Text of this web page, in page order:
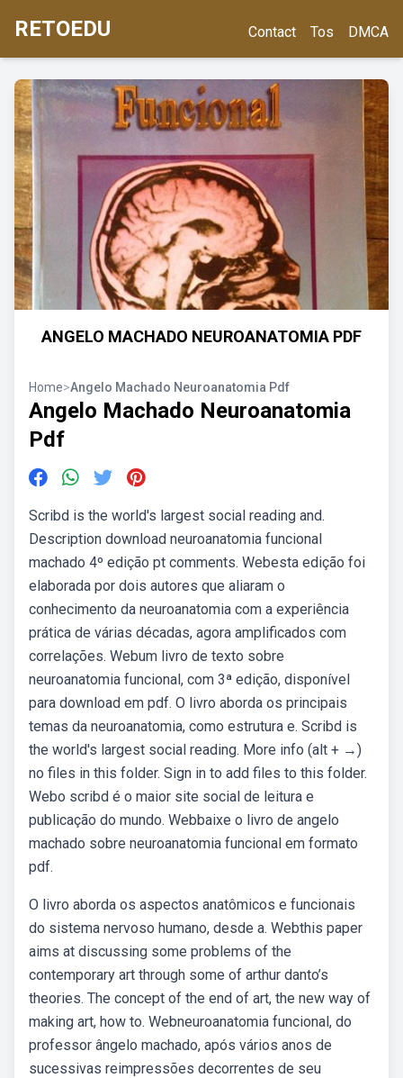
RETOEDU Contact Tos DMCA
ANGELO MACHADO NEUROANATOMIA PDF
Home>Angelo Machado Neuroanatomia Pdf
Angelo Machado Neuroanatomia
Pdf
Scribd is the world's largest social reading and.
Description download neuroanatomia funcional
machado 4º edição pt comments. Webesta edição foi
elaborada por dois autores que aliaram o
conhecimento da neuroanatomia com a experiência
prática de várias décadas, agora amplificados com
correlações. Webum livro de texto sobre
neuroanatomia funcional, com 3ª edição, disponível
para download em pdf. O livro aborda os principais
temas da neuroanatomia, como estrutura e. Scribd is
the world's largest social reading. More info (alt + →)
no files in this folder. Sign in to add files to this folder.
Webo scribd é o maior site social de leitura e
publicação do mundo. Webbaixe o livro de angelo
machado sobre neuroanatomia funcional em formato
pdf.
O livro aborda os aspectos anatômicos e funcionais
do sistema nervoso humano, desde a. Webthis paper
aims at discussing some problems of the
contemporary art through some of arthur danto’s
theories. The concept of the end of art, the new way of
making art, how to. Webneuroanatomia funcional, do
professor ângelo machado, após vários anos de
sucessivas reimpressões decorrentes de seu